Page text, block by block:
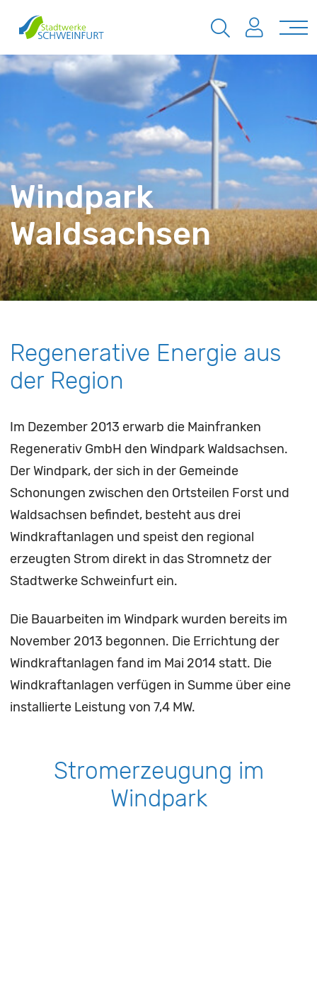
Windpark
Waldsachsen
Regenerative Energie aus
der Region
Im Dezember 2013 erwarb die Mainfranken
Regenerativ GmbH den Windpark Waldsachsen.
Der Windpark, der sich in der Gemeinde
Schonungen zwischen den Ortsteilen Forst und
Waldsachsen befindet, besteht aus drei
Windkraftanlagen und speist den regional
erzeugten Strom direkt in das Stromnetz der
Stadtwerke Schweinfurt ein.
Die Bauarbeiten im Windpark wurden bereits im
November 2013 begonnen. Die Errichtung der
Windkraftanlagen fand im Mai 2014 statt. Die
Windkraftanlagen verfügen in Summe über eine
installierte Leistung von 7,4 MW.
Stromerzeugung im
Windpark